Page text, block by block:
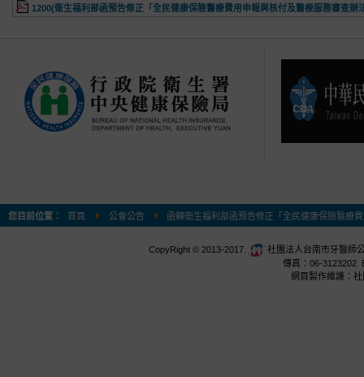
1200(衛生福利部函預告修正「全民健康保險醫療費用申報與核付及醫療服務審查辦
您目前位置： 首頁 公會公告 函轉衛生福利部函預告修正「全民健康保險醫療
CopyRight © 2013-2017.
社團法人台南市牙醫師
傳真：06-3123202
網頁製作維護：